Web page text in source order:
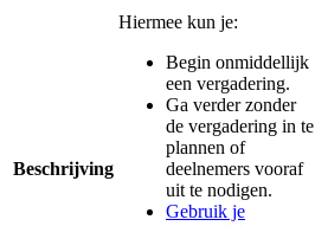
Beschrijving
Hiermee kun je:
Begin onmiddellijk
een vergadering.
Ga verder zonder
de vergadering in te
plannen of
deelnemers vooraf
uit te nodigen.
Gebruik je